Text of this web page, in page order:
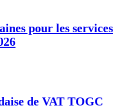
pour les services
de VAT TOGC